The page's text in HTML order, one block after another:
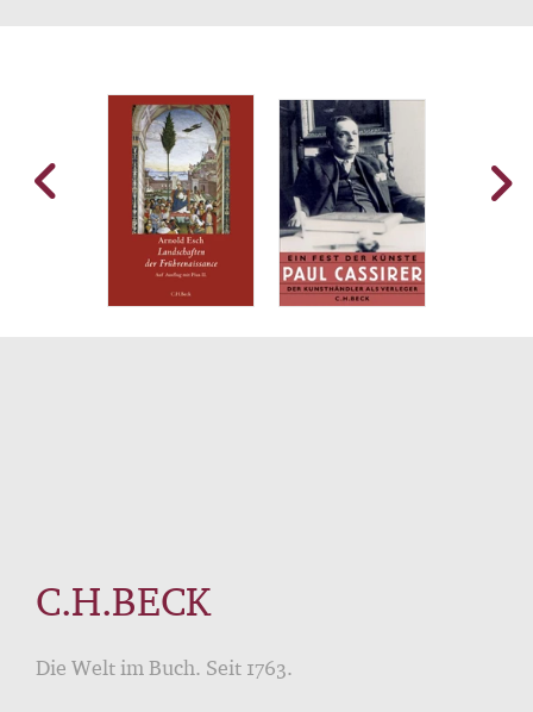
C.H.BECK
Die Welt im Buch. Seit 1763.